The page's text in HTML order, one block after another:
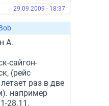
29.09.2009 - 18:37
А.
сайгон-
(рейс
раз в две
например
28.11,